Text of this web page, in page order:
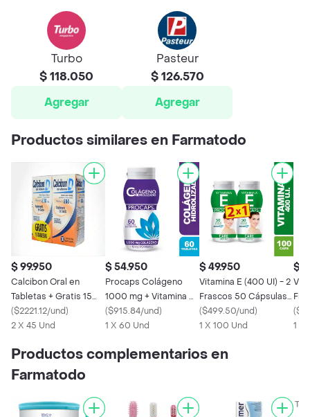
Turbo
$ 118.050
Agregar
Pasteur
$ 126.570
Agregar
Productos similares en Farmatodo
$ 99.950
Calcibon Oral en
Tabletas + Gratis 15
Tabletas
($2221.12/und)
2 X 45 Und
$ 54.950
Procaps Colágeno
1000 mg + Vitamina C
frasco x 60 tabletas
($915.84/und)
1 X 60 Und
$ 49.950
Vitamina E (400 UI) - 2
Frascos 50 Cápsulas
Blandas
($499.50/und)
1 X 100 Und
$
(
1 X
Productos complementarios en
Farmatodo